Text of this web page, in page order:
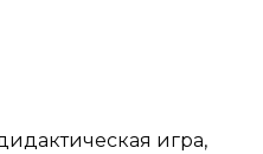
игра,